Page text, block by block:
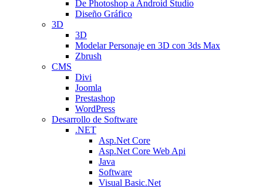
De Photoshop a Android Studio
Diseño Gráfico
3D
3D
Modelar Personaje en 3D con 3ds Max
Zbrush
CMS
Divi
Joomla
Prestashop
WordPress
Desarrollo de Software
.NET
Asp.Net Core
Asp.Net Core Web Api
Java
Software
Visual Basic.Net